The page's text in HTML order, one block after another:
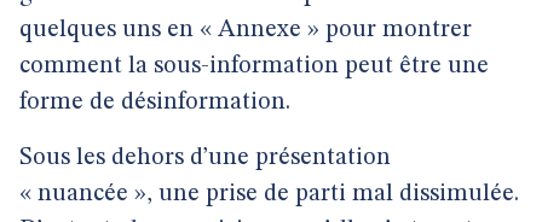
quelques uns en « Annexe » pour montrer
comment la sous-information peut être une
forme de désinformation.
Sous les dehors d’une présentation
« nuancée », une prise de parti mal dissimulée.